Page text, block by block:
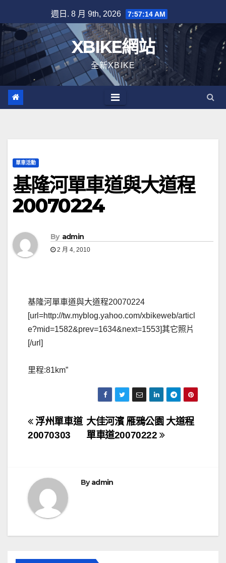
to
content
週日. 8 月 9th, 2026 7:57:14 AM
XBIKE網站
全新XBIKE
單車活動
基隆河單車道與大道程
20070224
By admin
2 月 4, 2010
基隆河單車道與大道程20070224
[url=http://tw.myblog.yahoo.com/xbikeweb/articl
e?mid=1582&prev=1634&next=1553]其它照片
[/url]
里程:81km”
文
覽
大佳河濱 雁鴉公園 大道程
單車道20070222
浮州單車道
20070303
Byadmin